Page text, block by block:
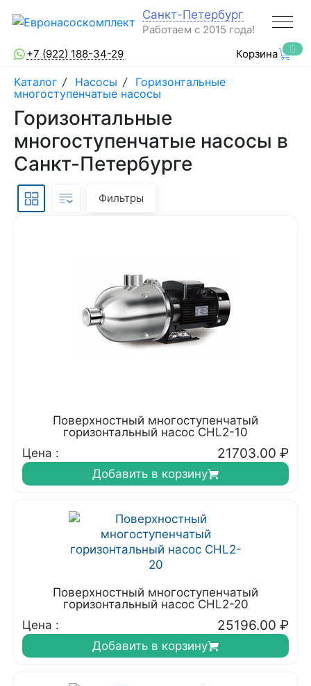
Санкт-Петербург
Работаем с 2015 года!
+7 (922) 188-34-29
Корзина 0
Каталог / Насосы / Горизонтальные
многоступенчатые насосы
Горизонтальные
многоступенчатые насосы в
Санкт-Петербурге
Фильтры
Поверхностный многоступенчатый
горизонтальный насос CHL2-10
Цена :
21703.00 ₽
Добавить в корзину
Поверхностный многоступенчатый
горизонтальный насос CHL2-20
Цена :
25196.00 ₽
Добавить в корзину